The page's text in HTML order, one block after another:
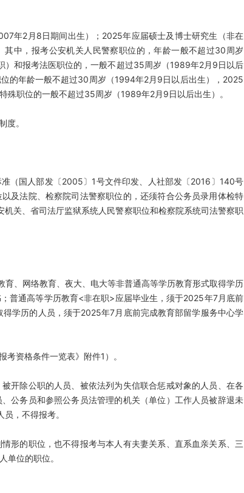
年2月8日期间出生）；2025年应届硕士及博士研究生（非在
中，报考公安机关人民警察职位的，年龄一般不超过30周岁
）和报考法医职位的，一般不超过35周岁（1989年2月9日以后
的年龄一般不超过30周岁（1994年2月9日以后出生），2025
殊职位的一般不超过35周岁（1989年2月9日以后出生）。
度。
（国人部发〔2005〕1号文件印发、人社部发〔2016〕140号
及法院、检察院司法警察职位的，还须符合公务员录用体检特
关、省司法厅监狱系统人民警察职位和检察院系统司法警察职
、网络教育、夜大、电大等非普通高等学历教育形式取得学历
普通高等学历教育<非在职>应届毕业生，须于2025年7月底前
学历的人员，须于2025年7月底前完成教育部留学服务中心学
资格条件一览表》附件1）。
开除公职的人员、被依法列为失信联合惩戒对象的人员、在各
公务员和参照公务员法管理的机关（单位）工作人员被辞退未
，不得报考。
形的职位，也不得报考与本人有夫妻关系、直系血亲关系、三
单位的职位。